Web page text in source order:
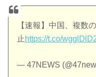
【速報】中国、複数
止 https://t.co/
— 47NEWS